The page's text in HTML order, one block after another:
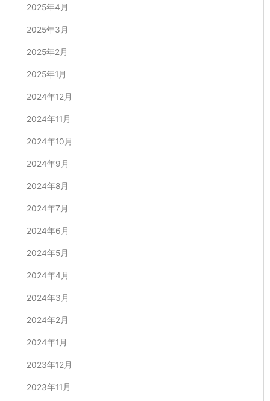
2025年4月
2025年3月
2025年2月
2025年1月
2024年12月
2024年11月
2024年10月
2024年9月
2024年8月
2024年7月
2024年6月
2024年5月
2024年4月
2024年3月
2024年2月
2024年1月
2023年12月
2023年11月